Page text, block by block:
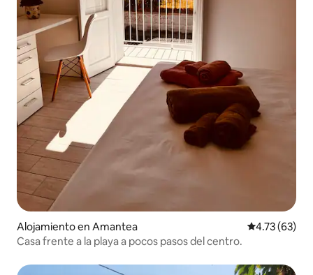
Alojamiento en Amantea Calificación
4.73 (63)
Casa frente a la playa a pocos pasos del centro.